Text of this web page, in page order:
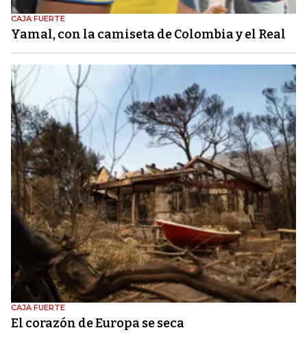
CAJA FUERTE
Yamal, con la camiseta de Colombia y el Real
CAJA FUERTE
El corazón de Europa se seca